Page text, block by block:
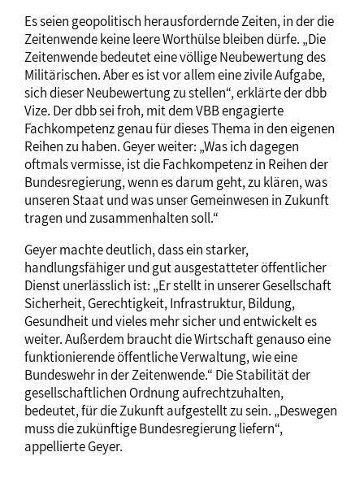
Es seien geopolitisch herausfordernde Zeiten, in der die
Zeitenwende keine leere Worthülse bleiben dürfe. „Die
Zeitenwende bedeutet eine völlige Neubewertung des
Militärischen. Aber es ist vor allem eine zivile Aufgabe,
sich dieser Neubewertung zu stellen“, erklärte der dbb
Vize. Der dbb sei froh, mit dem VBB engagierte
Fachkompetenz genau für dieses Thema in den eigenen
Reihen zu haben. Geyer weiter: „Was ich dagegen
oftmals vermisse, ist die Fachkompetenz in Reihen der
Bundesregierung, wenn es darum geht, zu klären, was
unseren Staat und was unser Gemeinwesen in Zukunft
tragen und zusammenhalten soll.“
Geyer machte deutlich, dass ein starker,
handlungsfähiger und gut ausgestatteter öffentlicher
Dienst unerlässlich ist: „Er stellt in unserer Gesellschaft
Sicherheit, Gerechtigkeit, Infrastruktur, Bildung,
Gesundheit und vieles mehr sicher und entwickelt es
weiter. Außerdem braucht die Wirtschaft genauso eine
funktionierende öffentliche Verwaltung, wie eine
Bundeswehr in der Zeitenwende.“ Die Stabilität der
gesellschaftlichen Ordnung aufrechtzuhalten,
bedeutet, für die Zukunft aufgestellt zu sein. „Deswegen
muss die zukünftige Bundesregierung liefern“,
appellierte Geyer.